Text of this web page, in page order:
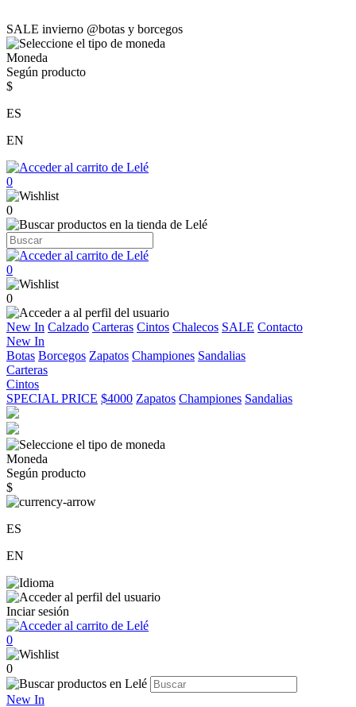
SALE invierno @botas y borcegos
Moneda
Según producto
$
ES
EN
0
0
0
0
New In Calzado Carteras Cintos Chalecos SALE Contacto
New In
Botas Borcegos Zapatos Championes Sandalias
Carteras
Cintos
SPECIAL PRICE $4000 Zapatos Championes Sandalias
Moneda
Según producto
$
ES
EN
Inciar sesión
0
0
New In